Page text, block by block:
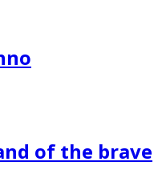
of the brave